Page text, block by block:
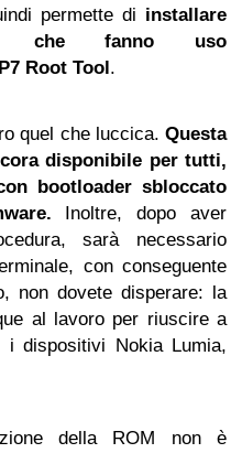
permette di installare
che fanno uso
Root Tool.
quel che luccica. Questa
disponibile per tutti,
bootloader sbloccato
Inoltre, dopo aver
sarà necessario
con conseguente
non dovete disperare: la
al lavoro per riuscire a
dispositivi Nokia Lumia,
della ROM non è